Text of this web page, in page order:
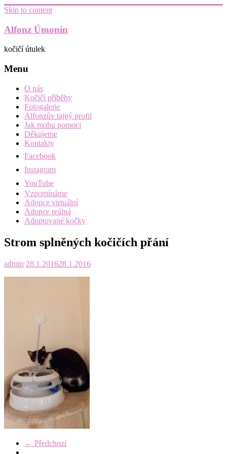
Skip to content
Alfonz Úmonín
kočičí útulek
Menu
O nás
Kočičí příběhy
Fotogalerie
Alfonzův tajný profil
Jak mohu pomoci
Děkujeme
Kontakty
Facebook
Instagram
YouTube
Vzpomínáme
Adopce virtuální
Adopce reálná
Adoptované kočky
Strom splněných kočičích přání
admin 28.1.201628.1.2016
← Předchozí